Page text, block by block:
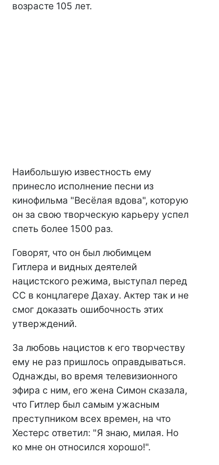
возрасте 105 лет.
Наибольшую известность ему
принесло исполнение песни из
кинофильма "Весёлая вдова", которую
он за свою творческую карьеру успел
спеть более 1500 раз.
Говорят, что он был любимцем
Гитлера и видных деятелей
нацистского режима, выступал перед
СС в концлагере Дахау. Актер так и не
смог доказать ошибочность этих
утверждений.
За любовь нацистов к его творчеству
ему не раз пришлось оправдываться.
Однажды, во время телевизионного
эфира с ним, его жена Симон сказала,
что Гитлер был самым ужасным
преступником всех времен, на что
Хестерс ответил: "Я знаю, милая. Но
ко мне он относился хорошо!".